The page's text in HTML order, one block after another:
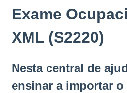
Exame
XML (S2220)
Nesta central de
ensinar a importar o